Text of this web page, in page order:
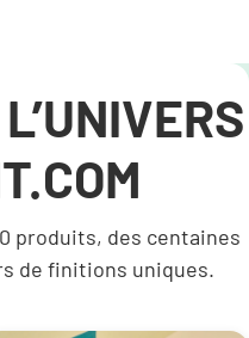
produits, des centaines
de finitions uniques.